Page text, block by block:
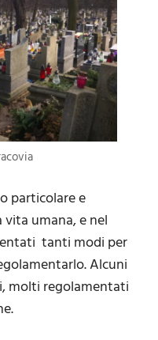
particolare e
umana, e nel
tanti modi per
Alcuni
molti regolamentati